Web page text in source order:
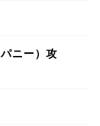
ニー）攻